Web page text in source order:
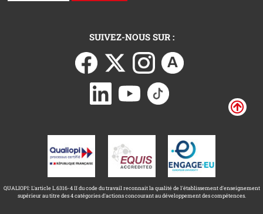
SUIVEZ-NOUS SUR :
QUALIOPI: L'article L.6316-4 II du code du travail reconnait la qualité de l'établissement d'enseignement
supérieur au titre des 4 catégories d'actions concourant au développement des compétences.